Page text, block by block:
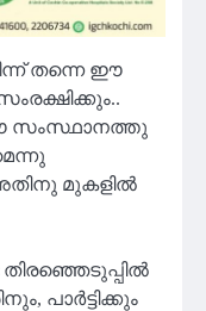
തന്നെ ഈ
സംസ്ഥാനത്തു
അതിനു മുകളിൽ
പാർട്ടിക്കും